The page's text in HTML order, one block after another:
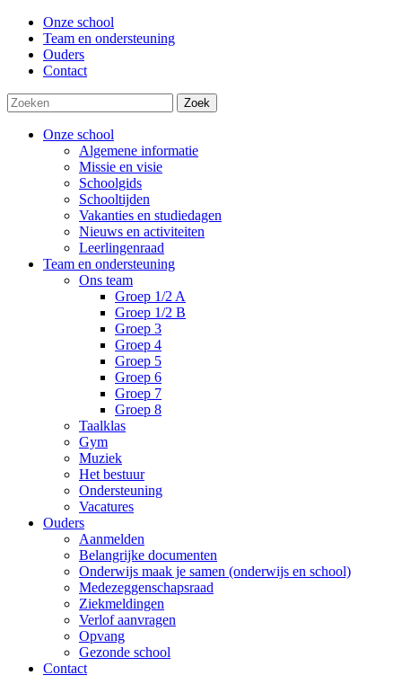
Onze school
Team en ondersteuning
Ouders
Contact
Zoek
Onze school
Algemene informatie
Missie en visie
Schoolgids
Schooltijden
Vakanties en studiedagen
Nieuws en activiteiten
Leerlingenraad
Team en ondersteuning
Ons team
Groep 1/2 A
Groep 1/2 B
Groep 3
Groep 4
Groep 5
Groep 6
Groep 7
Groep 8
Taalklas
Gym
Muziek
Het bestuur
Ondersteuning
Vacatures
Ouders
Aanmelden
Belangrijke documenten
Onderwijs maak je samen (onderwijs en school)
Medezeggenschapsraad
Ziekmeldingen
Verlof aanvragen
Opvang
Gezonde school
Contact